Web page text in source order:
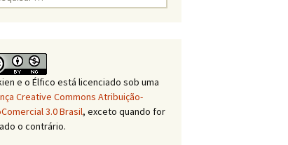
e o Élfico está licenciado sob uma
Creative Commons Atribuição-
3.0 Brasil, exceto quando for
o contrário.